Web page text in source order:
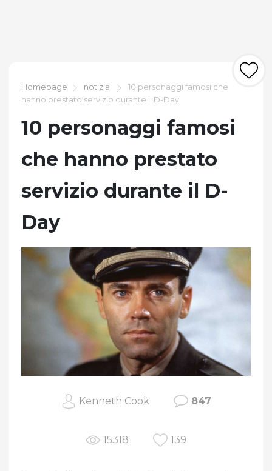
Homepage notizia
10 personaggi famosi che
hanno prestato servizio durante il D-Day
10 personaggi famosi
che hanno prestato
servizio durante il D-
Day
Kenneth Cook 847
15318 139